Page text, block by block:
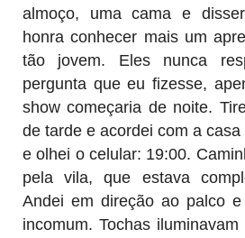
almoço, uma cama e
honra conhecer mais um
tão jovem. Eles nunca
pergunta que eu fizesse,
show começaria de noite.
de tarde e acordei com a
e olhei o celular: 19:00.
pela vila, que estava
Andei em direção ao palco
incomum. Tochas